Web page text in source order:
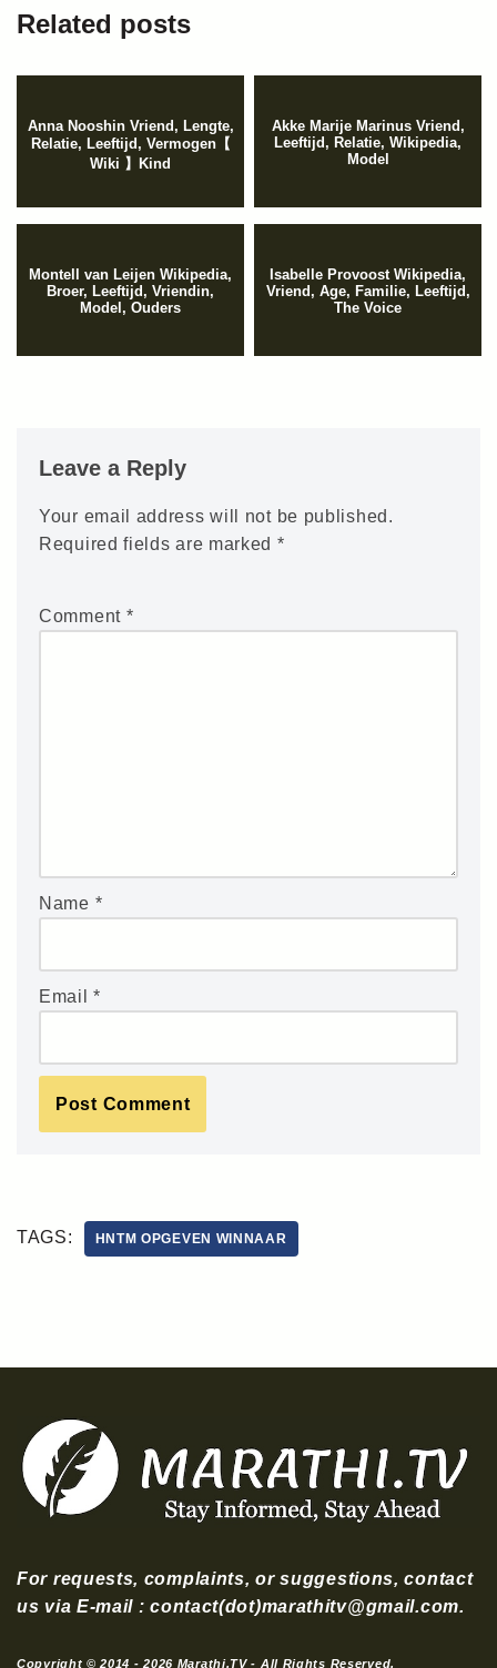
Related posts
Anna Nooshin Vriend, Lengte,
Relatie, Leeftijd, Vermogen【
Wiki 】Kind
Akke Marije Marinus Vriend,
Leeftijd, Relatie, Wikipedia,
Model
Montell van Leijen Wikipedia,
Broer, Leeftijd, Vriendin,
Model, Ouders
Isabelle Provoost Wikipedia,
Vriend, Age, Familie, Leeftijd,
The Voice
Leave a Reply
Your email address will not be published.
Required fields are marked *
Comment *
Name *
Email*
TAGS: HNTM OPGEVEN WINNAAR
For requests, complaints, or suggestions, contact
us via E-mail : contact(dot)marathitv@gmail.com.
Copyright © 2014 - 2026 Marathi.TV - All Rights Reserved.